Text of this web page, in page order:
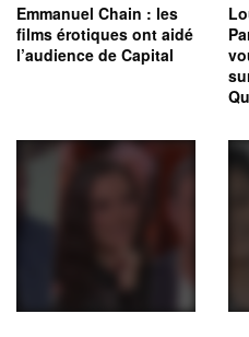
Emmanuel Chain : les
films érotiques ont aidé
l’audience de Capital